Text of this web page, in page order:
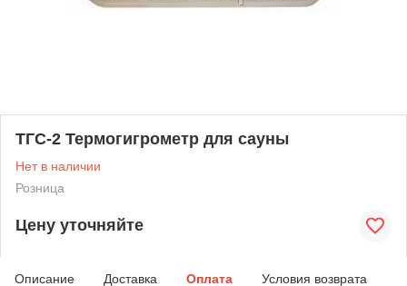
TГC-2 Термогигрометр для сауны
Нет в наличии
Розница
Цену уточняйте
Описание Доставка Оплата Условия возврата